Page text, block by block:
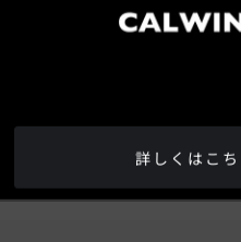
詳しくはこち